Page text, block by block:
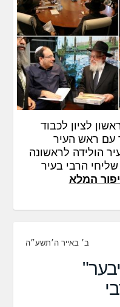
לציון לכבוד
עם ראש העיר
הולידה לראשונה
את תהלוכת האחדות של 22 שליחי הרבי בעיר
המלא
ב׳ באייר ה׳תשע״ה